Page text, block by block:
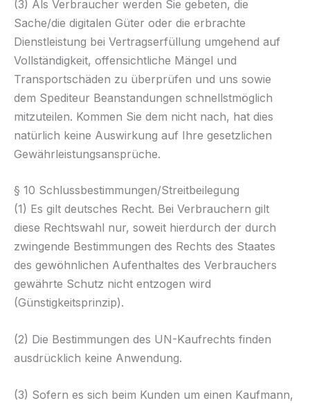
(3) Als Verbraucher werden Sie gebeten, die
Sache/die digitalen Güter oder die erbrachte
Dienstleistung bei Vertragserfüllung umgehend auf
Vollständigkeit, offensichtliche Mängel und
Transportschäden zu überprüfen und uns sowie
dem Spediteur Beanstandungen schnellstmöglich
mitzuteilen. Kommen Sie dem nicht nach, hat dies
natürlich keine Auswirkung auf Ihre gesetzlichen
Gewährleistungsansprüche.
§ 10 Schlussbestimmungen/Streitbeilegung
(1) Es gilt deutsches Recht. Bei Verbrauchern gilt
diese Rechtswahl nur, soweit hierdurch der durch
zwingende Bestimmungen des Rechts des Staates
des gewöhnlichen Aufenthaltes des Verbrauchers
gewährte Schutz nicht entzogen wird
(Günstigkeitsprinzip).
(2) Die Bestimmungen des UN-Kaufrechts finden
ausdrücklich keine Anwendung.
(3) Sofern es sich beim Kunden um einen Kaufmann,